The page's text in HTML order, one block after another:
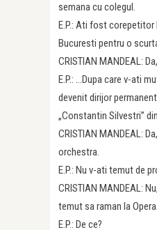
semana cu colegul.
E.P.: Ati fost corepetitor
Bucuresti pentru o
CRISTIAN MANDEAL:
E.P.: …Dupa care v-ati
devenit dirijor
„Constantin Silvestri”
CRISTIAN MANDEAL:
orchestra.
E.P.: Nu v-ati temut de
CRISTIAN MANDEAL:
temut sa raman la Opera.
E.P.: De ce?